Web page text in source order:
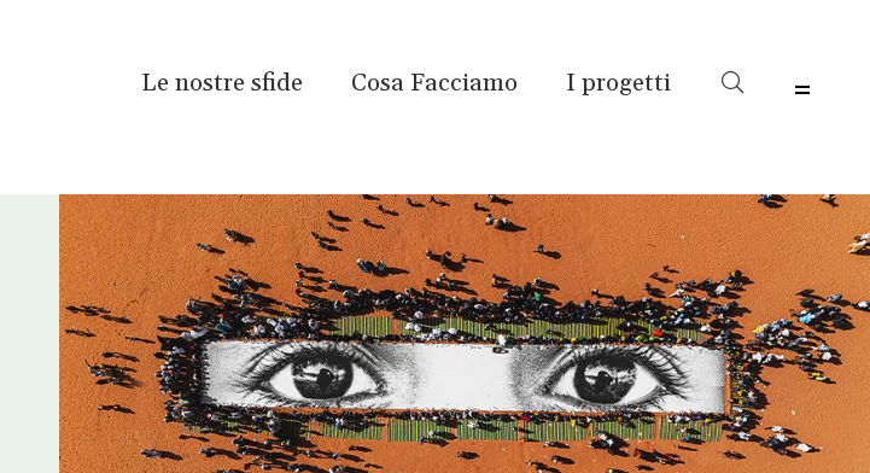
Le nostre sfide Cosa Facciamo I progetti